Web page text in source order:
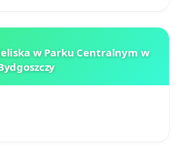
w Parku Centralnym w